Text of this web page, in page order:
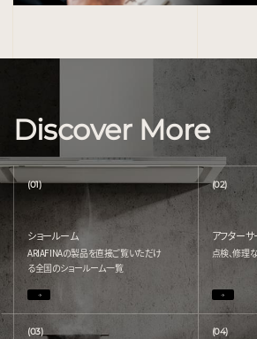
Discover More
(01)
ショールーム
ARIAFINAの製品を直接ご覧いただけ
る全国のショールーム一覧
(02)
アフターサ
点検、修理
(03) (04)